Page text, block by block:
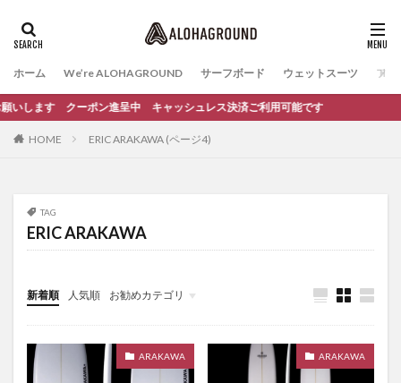
ホーム We’re ALOHAGROUND サーフボード ウェットスーツ ファ
す クーポン進呈中 キャッシュレス決済ご利用可能です
HOME ERIC ARAKAWA (ページ4)
TAG
ERIC ARAKAWA
新着順 人気順 お勧めカテゴリ
イベント
サーフィンスクール
ARAKAWA ARAKAWA